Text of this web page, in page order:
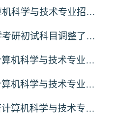
2024年北京地区计算机科学与技术专业招生人数汇总
2024年安徽工业大学考研初试科目调整了吗？
2024安徽大学考研计算机科学与技术专业初试科目调整了吗
2024安徽大学考研计算机科学与技术专业初试科目调整了吗？
2024年安徽大学考研计算机科学与技术专业初试科目调整了吗？